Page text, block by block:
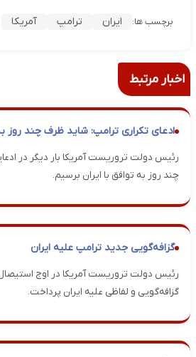
برچسب ها: ایران ترامپ آمریکا
اخبار مرتبط
ادعای تکراری ترامپ: شاید ظرف چند روز
رئیس دولت تروریست آمریکا بار دیگر در
چند روز به توافق با ایران برسیم.
گزافه‌گویی جدید ترامپ علیه ایران
رئیس دولت تروریست آمریکا در اوج
گزافه‌گویی و لفاظی علیه ایران پرداخت.